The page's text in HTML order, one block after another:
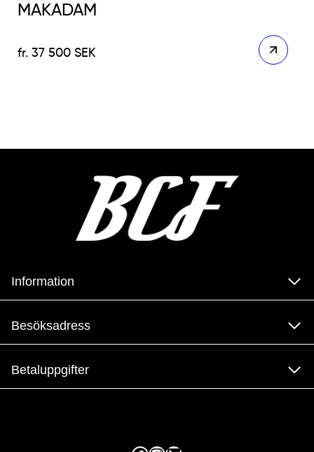
MAKADAM
37 500SEK
Information
Besöksadress
Betaluppgifter